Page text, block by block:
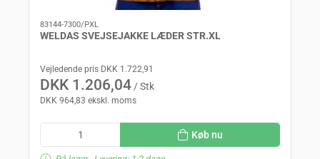
83144-7300/PXL
WELDAS SVEJSEJAKKE LÆDER STR.XL
Vejledende pris DKK 1.722,91
DKK 1.206,04 / Stk
DKK 964,83 ekskl. moms
Køb nu